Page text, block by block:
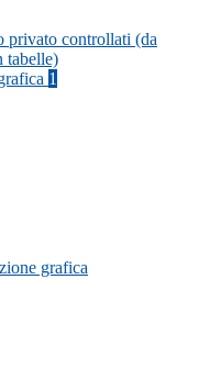
privato controllati (da
tabelle)
1
grafica